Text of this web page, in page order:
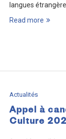
langues
Read more
Actualités
Appel à
Culture